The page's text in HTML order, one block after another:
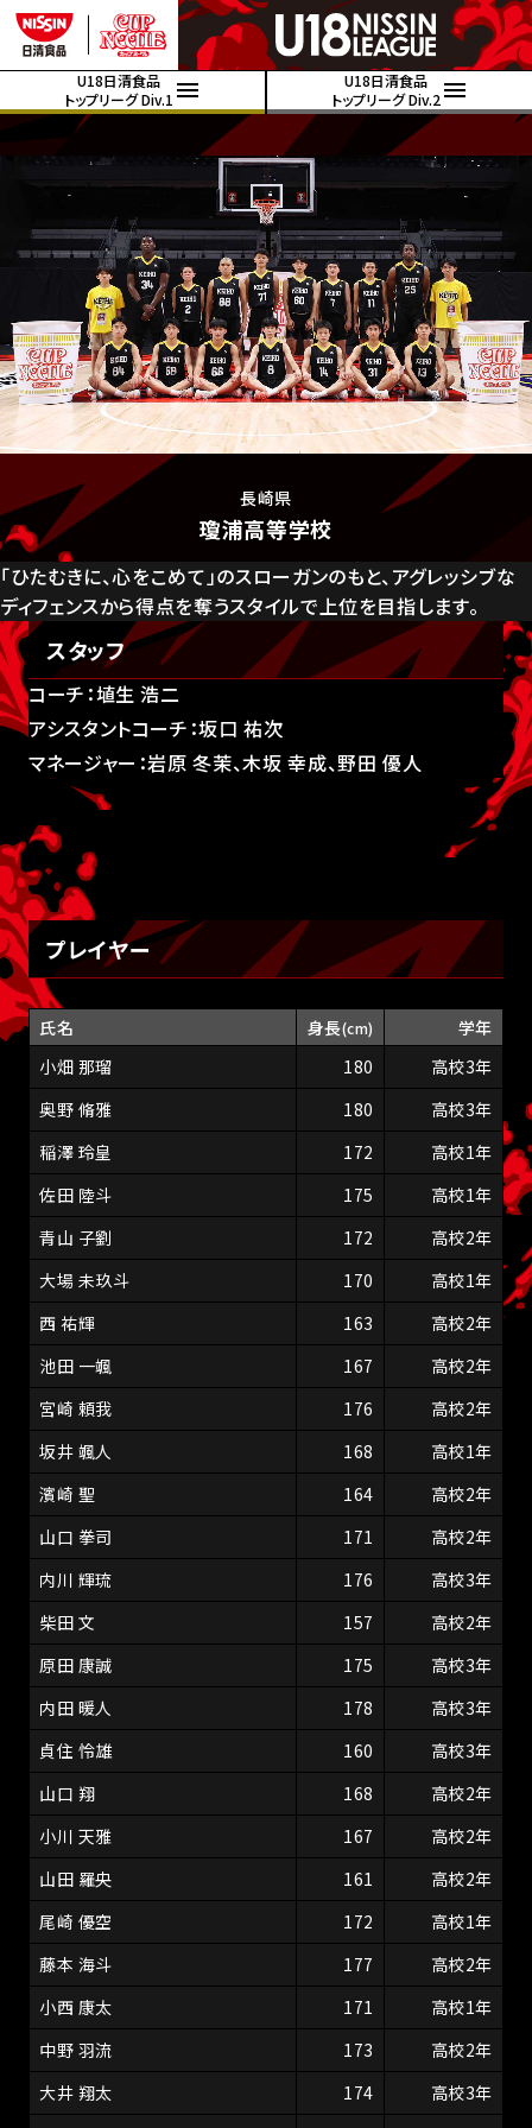
U18日清食品
トップリーグ Div.1
U18日清食品
トップリーグ Div.2
長崎県
瓊浦高等学校
「ひたむきに、心をこめて」のスローガンのもと、アグレッシブな
ディフェンスから得点を奪うスタイルで上位を目指します。
スタッフ
コーチ：埴生 浩二
アシスタントコーチ：坂口 祐次
マネージャー：岩原 冬茉、木坂 幸成、野田 優人
プレイヤー
氏名 身長(cm)
学年
小畑 那瑠
180
高校3年
奥野 脩雅
180
高校3年
稲澤 玲皇
172
高校1年
佐田 陸斗
175
高校1年
青山 子劉
172
高校2年
大場 未玖斗
170
高校1年
西 祐輝
163
高校2年
池田 一颯
167
高校2年
宮崎 頼我
176
高校2年
坂井 颯人
168
高校1年
濱崎 聖
164
高校2年
山口 拳司
171
高校2年
内川 輝琉
176
高校3年
柴田 文
157
高校2年
原田 康誠
175
高校3年
内田 暖人
178
高校3年
貞住 怜雄
160
高校3年
山口 翔
168
高校2年
小川 天雅
167
高校2年
山田 羅央
161
高校2年
尾崎 優空
172
高校1年
藤本 海斗
177
高校2年
小西 康太
171
高校1年
中野 羽流
173
高校2年
大井 翔太
174
高校3年